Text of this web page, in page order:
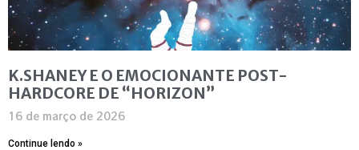
K.SHANEY E O EMOCIONANTE POST-
HARDCORE DE “HORIZON”
16 de março de 2026
Continue lendo »